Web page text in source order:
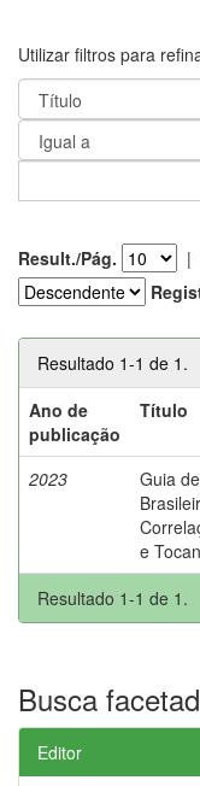
Utilizar filtros para
Result./Pág. |
Resultado 1-1 de 1.
Ano de
publicação
Título
2023
Guia
e
Resultado 1-1 de 1.
Busca
Editor